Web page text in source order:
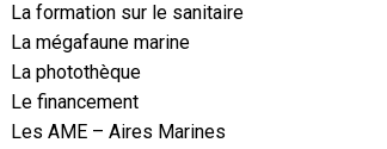
La formation sur le sanitaire
La mégafaune marine
La photothèque
Le financement
Les AME – Aires Marines